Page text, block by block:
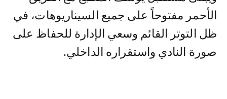
الأحمر مفتوحاً على جميع السيناريوهات، في
ظل التوتر القائم وسعي الإدارة للحفاظ على
صورة النادي واستقراره الداخلي.